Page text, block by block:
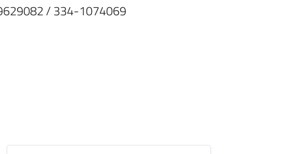
/ 334-1074069